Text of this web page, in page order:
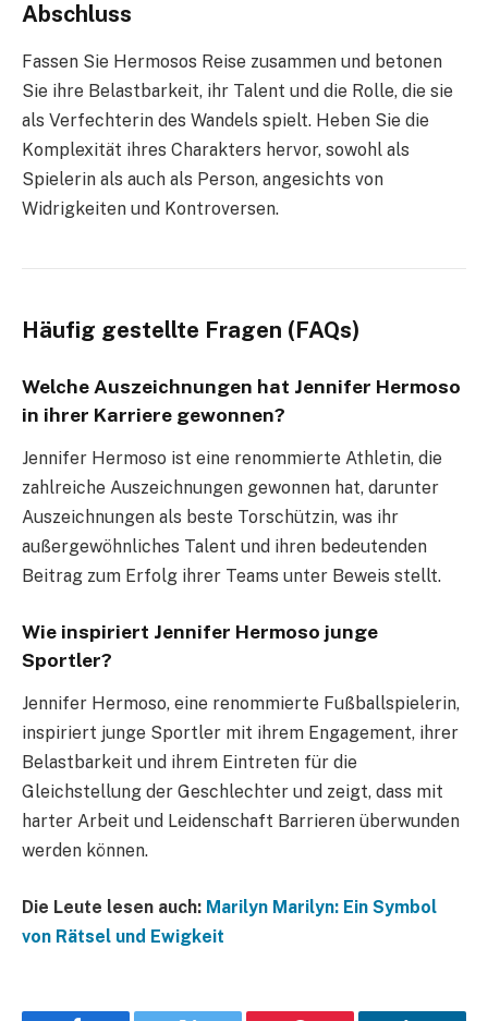
Abschluss
Fassen Sie Hermosos Reise zusammen und betonen
Sie ihre Belastbarkeit, ihr Talent und die Rolle, die sie
als Verfechterin des Wandels spielt. Heben Sie die
Komplexität ihres Charakters hervor, sowohl als
Spielerin als auch als Person, angesichts von
Widrigkeiten und Kontroversen.
Häufig gestellte Fragen (FAQs)
Welche Auszeichnungen hat Jennifer Hermoso
in ihrer Karriere gewonnen?
Jennifer Hermoso ist eine renommierte Athletin, die
zahlreiche Auszeichnungen gewonnen hat, darunter
Auszeichnungen als beste Torschützin, was ihr
außergewöhnliches Talent und ihren bedeutenden
Beitrag zum Erfolg ihrer Teams unter Beweis stellt.
Wie inspiriert Jennifer Hermoso junge
Sportler?
Jennifer Hermoso, eine renommierte Fußballspielerin,
inspiriert junge Sportler mit ihrem Engagement, ihrer
Belastbarkeit und ihrem Eintreten für die
Gleichstellung der Geschlechter und zeigt, dass mit
harter Arbeit und Leidenschaft Barrieren überwunden
werden können.
Die Leute lesen auch: Marilyn Marilyn: Ein Symbol
von Rätsel und Ewigkeit